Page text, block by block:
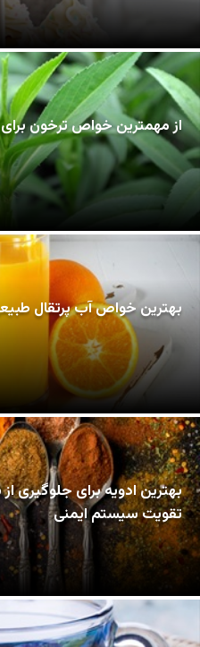
از مهمترین خواص ترخون
بهترین خواص آب پرتقال
بهترین ادویه برای جلوگیری
تقویت سیستم ایمنی